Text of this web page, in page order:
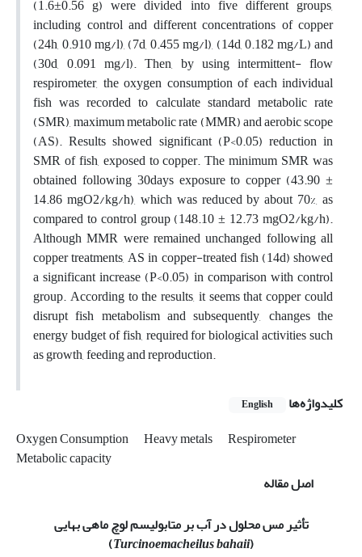
(1.6±0.56 g) were divided into five different groups,
including control and different concentrations of copper
(24h, 0.910 mg/l), (7d, 0.455 mg/l), (14d, 0.182 mg/L) and
(30d, 0.091 mg/l). Then, by using intermittent- flow
respirometer, the oxygen consumption of each individual
fish was recorded to calculate standard metabolic rate
(SMR), maximum metabolic rate (MMR) and aerobic scope
(AS). Results showed significant (P<0.05) reduction in
SMR of fish, exposed to copper. The minimum SMR was
obtained following 30days exposure to copper (43.90 ±
14.86 mgO2/kg/h), which was reduced by about 70%, as
compared to control group (148.10 ± 12.73 mgO2/kg/h).
Although MMR were remained unchanged following all
copper treatments, AS in copper-treated fish (14d) showed
a significant increase (P<0.05) in comparison with control
group. According to the results, it seems that copper could
disrupt fish metabolism and subsequently, changes the
energy budget of fish, required for biological activities such
as growth, feeding and reproduction.
کلیدواژه‌ها
English
Oxygen Consumption Heavy metals
Respirometer
Metabolic capacity
اصل مقاله
تأثیر مس محلول در آب بر متابولیسم لوچ ماهی بهایی
(
Turcinoemacheilus bahaii
)